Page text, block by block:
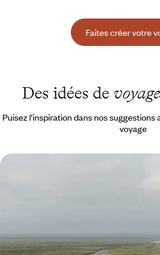
Faites créer votre
Des idées de
Puisez l’inspiration dans nos
voyage
12 jours, de 6700 à 8600 $ CA